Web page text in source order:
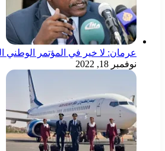
عرمان: لا خير في المؤتمر الوطني
نوفمبر 18, 2022